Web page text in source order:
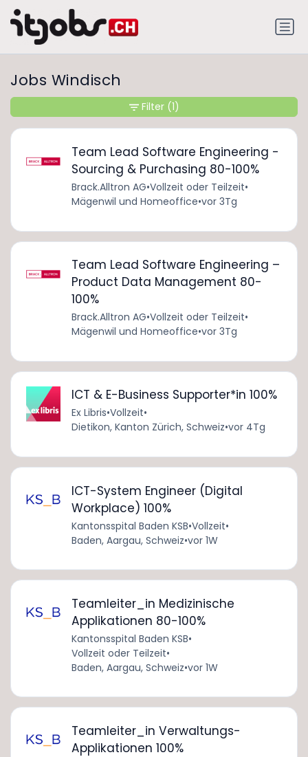
Jobs Windisch
Team Lead Software Engineering -
Sourcing & Purchasing 80-100%
Brack.Alltron AG•Vollzeit oder Teilzeit•
Mägenwil und Homeoffice•vor 3Tg
Team Lead Software Engineering –
Product Data Management 80-
100%
Brack.Alltron AG•Vollzeit oder Teilzeit•
Mägenwil und Homeoffice•vor 3Tg
ICT & E-Business Supporter*in 100%
Ex Libris•Vollzeit•
Dietikon, Kanton Zürich, Schweiz•vor 4Tg
ICT-System Engineer (Digital
Workplace) 100%
Kantonsspital Baden KSB•Vollzeit•
Baden, Aargau, Schweiz•vor 1W
Teamleiter_in Medizinische
Applikationen 80-100%
Kantonsspital Baden KSB•
Vollzeit oder Teilzeit•
Baden, Aargau, Schweiz•vor 1W
Teamleiter_in Verwaltungs-
Applikationen 100%
Filter (1)